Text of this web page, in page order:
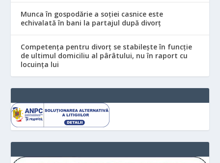
Munca în gospodărie a soției casnice este
echivalată în bani la partajul după divorț
Competența pentru divorț se stabilește în funcție
de ultimul domiciliu al pârâtului, nu în raport cu
locuinţa lui